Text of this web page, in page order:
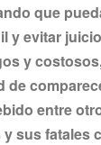
que
y evitar
y
de
entre
sus fatales